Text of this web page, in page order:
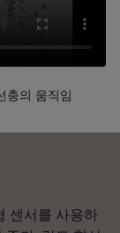
충의 움직임
센서를 사용하